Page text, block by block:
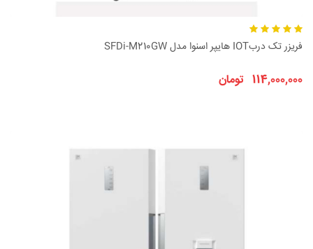
فریزر تک دربIOT هایپر اسنوا مدل SFDi-M210GW
114,000,000 تومان